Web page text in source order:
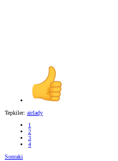
Tepkiler: airlady
1
2
3
4
Sonraki